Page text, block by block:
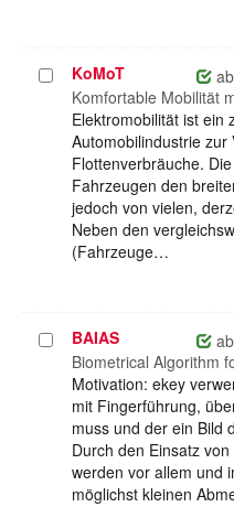
Projekt
auswählen
KoMoT
Komfortable Mobilität
Elektromobilität ist ein
Automobilindustrie zur
Flottenverbräuche.
Fahrzeugen den
jedoch von vielen,
Neben den
(Fahrzeuge…
Projekt
auswählen
BAIAS
Biometrical Algorithm
Motivation: ekey
mit Fingerführung,
muss und der ein Bild
Durch den Einsatz
werden vor allem und
möglichst kleinen